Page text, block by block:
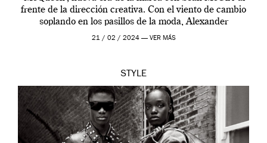
frente de la dirección creativa. Con el viento de cambio
soplando en los pasillos de la moda, Alexander
McQueen se prepara para una […]
21 / 02 / 2024 — VER MÁS
STYLE